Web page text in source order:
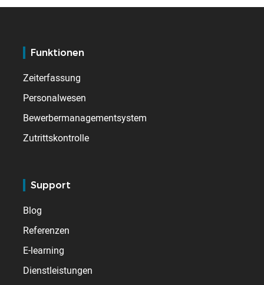
Funktionen
Zeiterfassung
Personalwesen
Bewerbermanagementsystem
Zutrittskontrolle
Support
Blog
Referenzen
E-learning
Dienstleistungen